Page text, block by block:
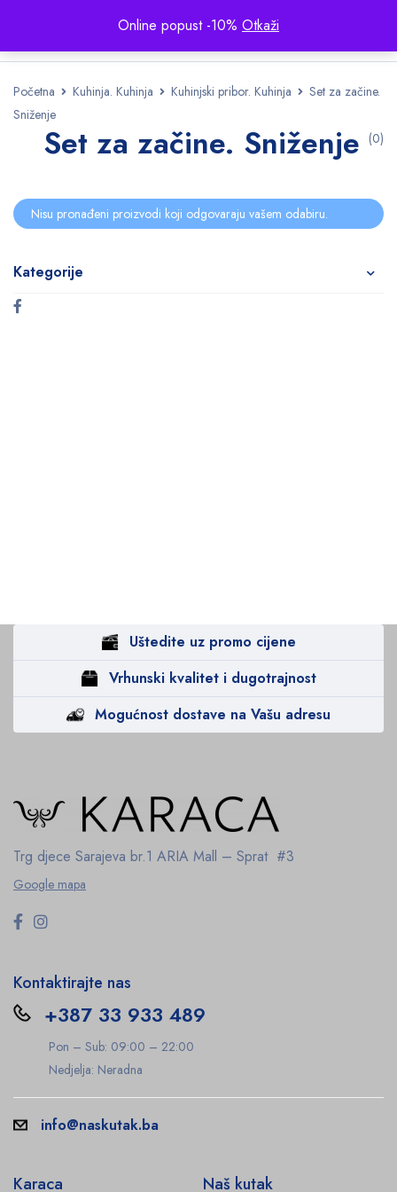
Online popust -10% Otkaži
Početna Kuhinja. Kuhinja Kuhinjski pribor. Kuhinja
Set za začine.
Sniženje
Set za začine. Sniženje (0)
Kategorije
Nisu pronađeni proizvodi koji odgovaraju vašem odabiru.
Uštedite uz promo cijene
Vrhunski kvalitet i dugotrajnost
Mogućnost dostave na Vašu adresu
Trg djece Sarajeva br.1 ARIA Mall – Sprat #3
Google mapa
Kontaktirajte nas
+387 33 933 489
Pon – Sub: 09:00 – 22:00
Nedjelja: Neradna
info@naskutak.ba
Karaca Naš kutak